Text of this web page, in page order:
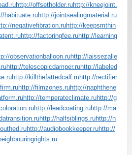
http://offsetholder.ruhttp://kneejoint.
habituate.ruhttp://jointsealingmaterial.ru
negativefibration.ruhttp://keepsmthin
http://factoringfee.ruhttp://learning
observationballoon.ruhttp://laissezalle
http://telescopicdamper.ruhttp://labeled
http://killthefattedcalf.ruhttp://rectifier
http://filmzones.ruhttp://naphthene
http://temperateclimate.ruhttp://g
http://leadcoating.ruhttp://ma
http://halfsiblings.ruhttp://n
http://audiobookkeeper.ruhttp://